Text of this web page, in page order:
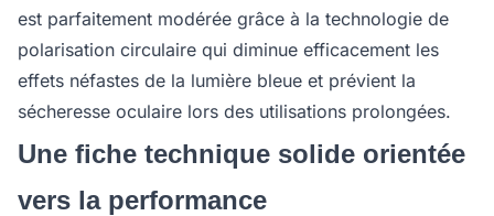
est parfaitement modérée grâce à la technologie de
polarisation circulaire qui diminue efficacement les
effets néfastes de la lumière bleue et prévient la
sécheresse oculaire lors des utilisations prolongées.
Une fiche technique solide orientée
vers la performance